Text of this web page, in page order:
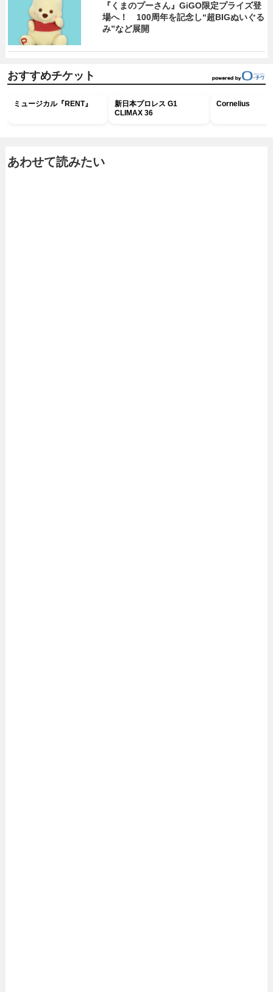
『くまのプーさん』GiGO限定プライズ登
場へ！ 100周年を記念し“超BIGぬいぐる
み”など展開
おすすめチケット
ミュージカル『RENT』
新日本プロレス G1
CLIMAX 36
Cornelius
あわせて読みたい